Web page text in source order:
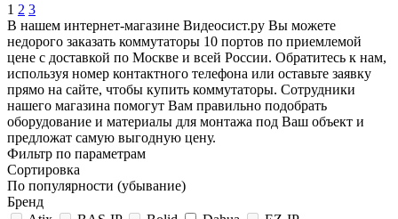
1 2 3
В нашем интернет-магазине Видеосист.ру Вы можете
недорого заказать коммутаторы 10 портов по приемлемой
цене с доставкой по Москве и всей России. Обратитесь к нам,
используя номер контактного телефона или оставьте заявку
прямо на сайте, чтобы купить коммутаторы. Сотрудники
нашего магазина помогут Вам правильно подобрать
оборудование и материалы для монтажа под Ваш объект и
предложат самую выгодную цену.
Фильтр по параметрам
Сортировка
По популярности (убывание)
Бренд